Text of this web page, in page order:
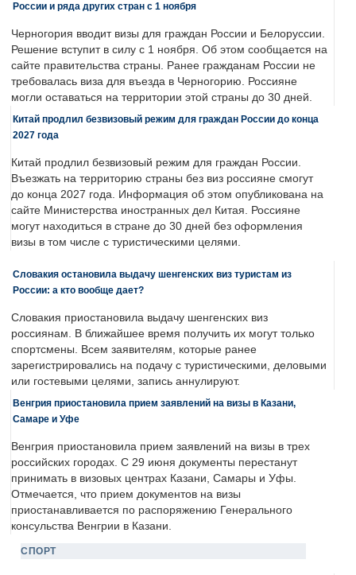
России и ряда других стран с 1 ноября
Черногория вводит визы для граждан России и Белоруссии.
Решение вступит в силу с 1 ноября. Об этом сообщается на
сайте правительства страны. Ранее гражданам России не
требовалась виза для въезда в Черногорию. Россияне
могли оставаться на территории этой страны до 30 дней.
Китай продлил безвизовый режим для граждан России до конца
2027 года
Китай продлил безвизовый режим для граждан России.
Въезжать на территорию страны без виз россияне смогут
до конца 2027 года. Информация об этом опубликована на
сайте Министерства иностранных дел Китая. Россияне
могут находиться в стране до 30 дней без оформления
визы в том числе с туристическими целями.
Словакия остановила выдачу шенгенских виз туристам из
России: а кто вообще дает?
Словакия приостановила выдачу шенгенских виз
россиянам. В ближайшее время получить их могут только
спортсмены. Всем заявителям, которые ранее
зарегистрировались на подачу с туристическими, деловыми
или гостевыми целями, запись аннулируют.
Венгрия приостановила прием заявлений на визы в Казани,
Самаре и Уфе
Венгрия приостановила прием заявлений на визы в трех
российских городах. С 29 июня документы перестанут
принимать в визовых центрах Казани, Самары и Уфы.
Отмечается, что прием документов на визы
приостанавливается по распоряжению Генерального
консульства Венгрии в Казани.
СПОРТ